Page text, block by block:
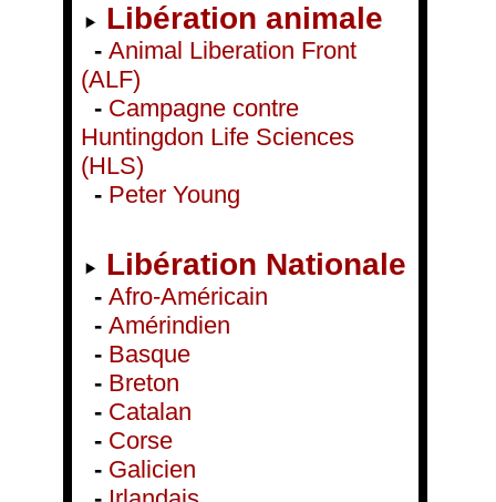
Libération animale
- Animal Liberation Front
(ALF)
- Campagne contre
Huntingdon Life Sciences
(HLS)
- Peter Young
Libération Nationale
- Afro-Américain
- Amérindien
- Basque
- Breton
- Catalan
- Corse
- Galicien